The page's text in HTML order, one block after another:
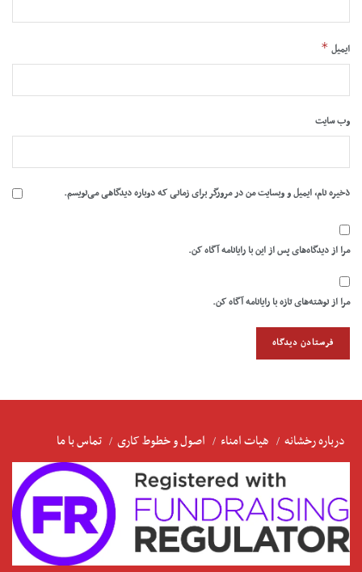
ایمیل *
وب‌ سایت
ذخیره نام، ایمیل و وبسایت من در مرورگر برای زمانی که دوباره دیدگاهی می‌نویسم.
مرا از دیدگاه‌های پس از این با رایانامه آگاه کن.
مرا از نوشته‌های تازه با رایانامه آگاه کن.
درباره رخشانه هیات امناء اصول و خطوط کاری تماس با ما